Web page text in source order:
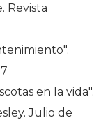
Revista
en la vida".
Julio de